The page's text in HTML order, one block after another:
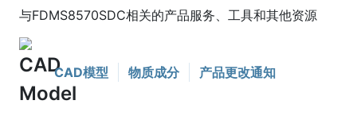
与FDMS8570SDC相关的产品服务、工具和其他资源
CAD模型 物质成分 产品更改通知